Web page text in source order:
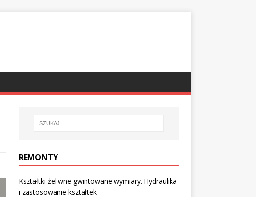
REMONTY
Kształtki żeliwne gwintowane wymiary. Hydraulika
i zastosowanie kształtek